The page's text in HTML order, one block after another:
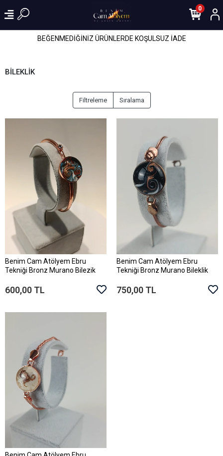
BEĞENMEDİĞİNİZ ÜRÜNLERDE KOŞULSUZ İADE
0
BİLEKLİK
Filtreleme Sıralama
Sepete Ekle
Benim Cam Atölyem Ebru
Tekniği Bronz Murano Bilezik
600,00 TL
Sepete Ekle
Benim Cam Atölyem Ebru
Tekniği Bronz Murano Bileklik
750,00 TL